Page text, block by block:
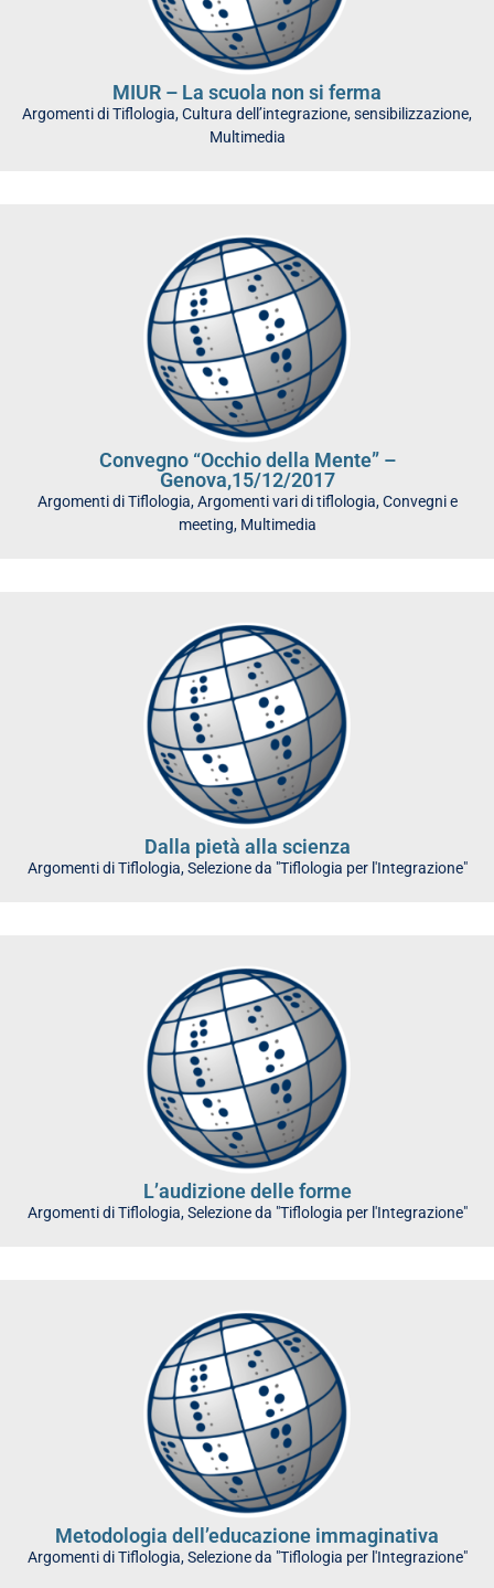
MIUR – La scuola non si ferma
Argomenti di Tiflologia,Cultura dell’integrazione, sensibilizzazione,
Multimedia
Convegno “Occhio della Mente” –
Genova,15/12/2017
Argomenti di Tiflologia,Argomenti vari di tiflologia,Convegni e
meeting, Multimedia
Dalla pietà alla scienza
Argomenti di Tiflologia,Selezione da "Tiflologia per l'Integrazione"
L’audizione delle forme
Argomenti di Tiflologia,Selezione da "Tiflologia per l'Integrazione"
Metodologia dell’educazione immaginativa
Argomenti di Tiflologia,Selezione da "Tiflologia per l'Integrazione"